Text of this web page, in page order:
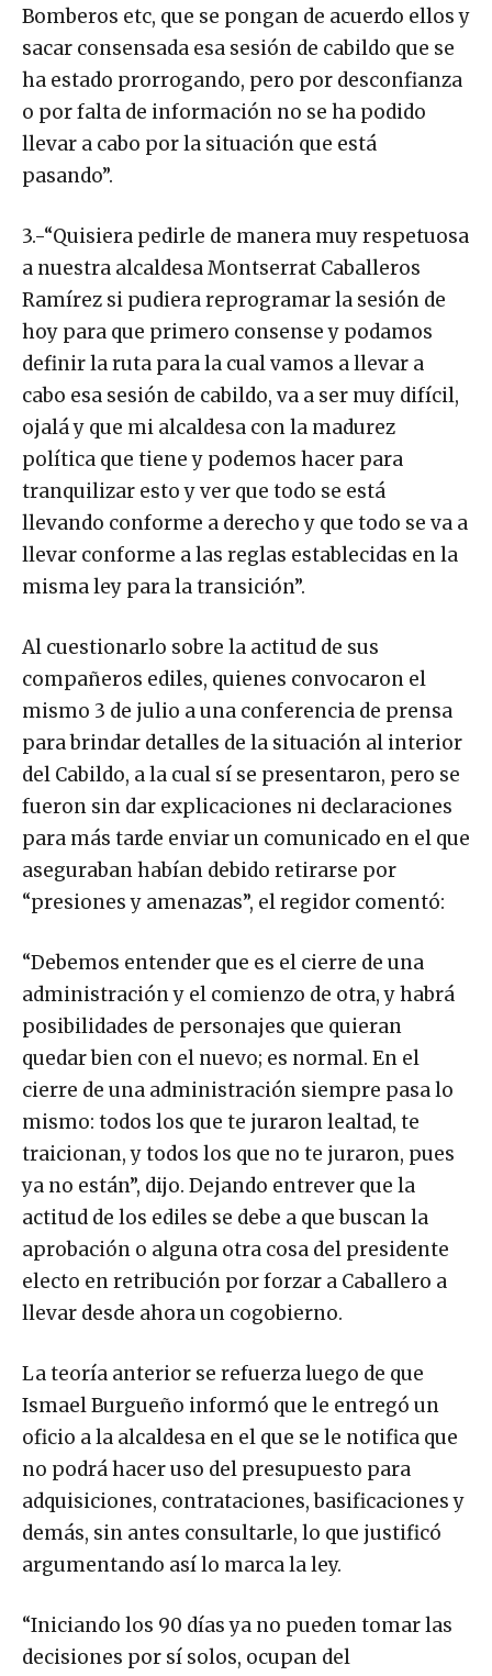
Bomberos etc, que se pongan de acuerdo ellos y
sacar consensada esa sesión de cabildo que se
ha estado prorrogando, pero por desconfianza
o por falta de información no se ha podido
llevar a cabo por la situación que está
pasando”.
3.-“Quisiera pedirle de manera muy respetuosa
a nuestra alcaldesa Montserrat Caballeros
Ramírez si pudiera reprogramar la sesión de
hoy para que primero consense y podamos
definir la ruta para la cual vamos a llevar a
cabo esa sesión de cabildo, va a ser muy difícil,
ojalá y que mi alcaldesa con la madurez
política que tiene y podemos hacer para
tranquilizar esto y ver que todo se está
llevando conforme a derecho y que todo se va a
llevar conforme a las reglas establecidas en la
misma ley para la transición”.
Al cuestionarlo sobre la actitud de sus
compañeros ediles, quienes convocaron el
mismo 3 de julio a una conferencia de prensa
para brindar detalles de la situación al interior
del Cabildo, a la cual sí se presentaron, pero se
fueron sin dar explicaciones ni declaraciones
para más tarde enviar un comunicado en el que
aseguraban habían debido retirarse por
“presiones y amenazas”, el regidor comentó:
“Debemos entender que es el cierre de una
administración y el comienzo de otra, y habrá
posibilidades de personajes que quieran
quedar bien con el nuevo; es normal. En el
cierre de una administración siempre pasa lo
mismo: todos los que te juraron lealtad, te
traicionan, y todos los que no te juraron, pues
ya no están”, dijo. Dejando entrever que la
actitud de los ediles se debe a que buscan la
aprobación o alguna otra cosa del presidente
electo en retribución por forzar a Caballero a
llevar desde ahora un cogobierno.
La teoría anterior se refuerza luego de que
Ismael Burgueño informó que le entregó un
oficio a la alcaldesa en el que se le notifica que
no podrá hacer uso del presupuesto para
adquisiciones, contrataciones, basificaciones y
demás, sin antes consultarle, lo que justificó
argumentando así lo marca la ley.
“Iniciando los 90 días ya no pueden tomar las
decisiones por sí solos, ocupan del